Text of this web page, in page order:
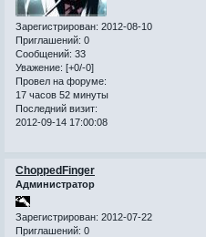
Зарегистрирован: 2012-08-10
Приглашений: 0
Сообщений: 33
Уважение: [+0/-0]
Провел на форуме:
17 часов 52 минуты
Последний визит:
2012-09-14 17:00:08
ChoppedFinger
Администратор
Зарегистрирован: 2012-07-22
Приглашений: 0